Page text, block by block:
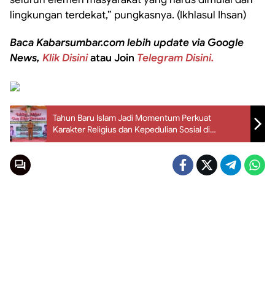
lingkungan terdekat,” pungkasnya. (Ikhlasul Ihsan)
Baca Kabarsumbar.com lebih update via Google
News, Klik Disiniatau Join Telegram Disini.
Tahun Baru Islam Jadi Momentum Perkuat
Karakter Religius dan Kepedulian Sosial di
Payakumbuh